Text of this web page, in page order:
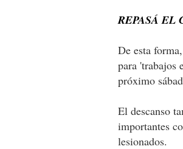
REPASÁ EL
De esta forma,
para 'trabajos
próximo
El descanso
importantes
lesionados.